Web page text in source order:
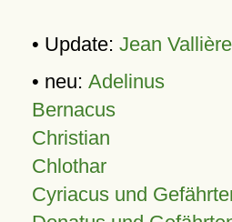
• Update: Jean Vallière
• neu: Adelinus
Bernacus
Christian
Chlothar
Cyriacus und